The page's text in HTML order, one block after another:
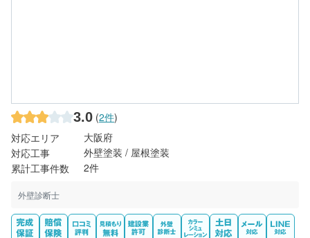
3.0 (2件)
対応エリア
大阪府
対応工事
外壁塗装 / 屋根塗装
累計工事件数
2件
外壁診断士